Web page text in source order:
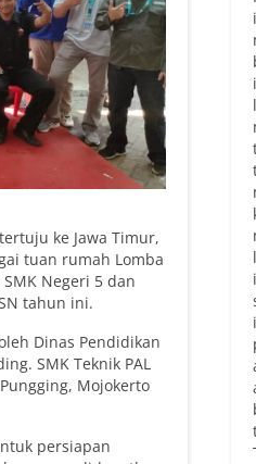
ke Jawa Timur,
tuan rumah Lomba
Negeri 5 dan
tahun ini.
Dinas Pendidikan
SMK Teknik PAL
Mojokerto
persiapan